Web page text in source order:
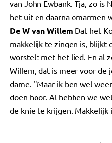
van John Ewbank. Tja, zo is
het uit en daarna omarmen
De W van Willem Dat het
makkelijk te zingen is, blijkt
worstelt met het lied. En al
Willem, dat is meer voor de
dame. "Maar ik ben wel
doen hoor. Al hebben we
de knie te krijgen. Makkelijk